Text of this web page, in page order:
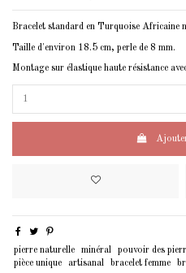
Bracelet standard en Turquoise Africaine
Taille d'environ 18.5 cm, perle de 8 mm.
Montage sur élastique haute résistance
pierre naturelle minéral pouvoir des
pièce unique
artisanal bracelet femme